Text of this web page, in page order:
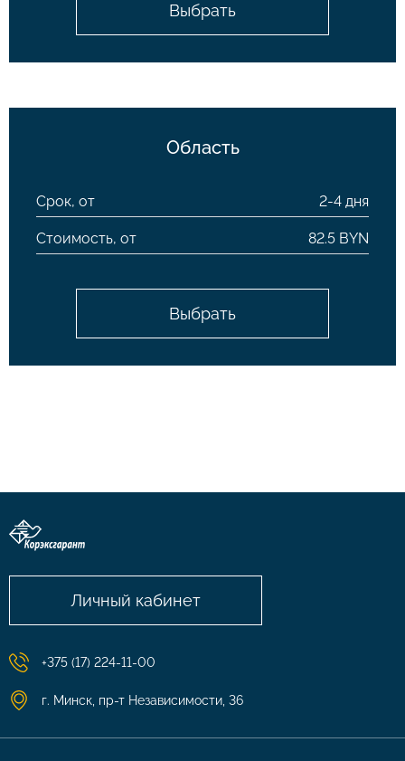
Выбрать
Область
Срок, от 2-4 дня
Стоимость, от 82.5 BYN
Выбрать
Личный кабинет
+375 (17) 224-11-00
г. Минск, пр-т Независимости, 36